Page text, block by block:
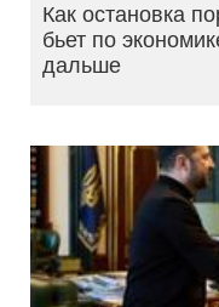
Как остановка
бьет по
дальше